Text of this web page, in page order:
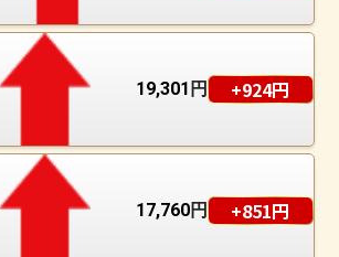
19,301 円 +924円
17,760円 +851円